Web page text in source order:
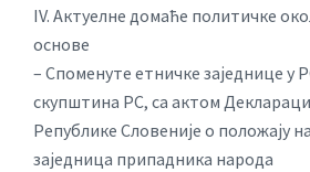
IV. Актуелне домаће политичке
основе
– Споменуте етничке заједнице у
скупштина РС, са актом
Републике Словеније о положају
заједница припадника народа